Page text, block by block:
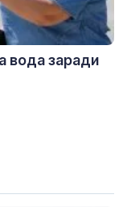
вода заради